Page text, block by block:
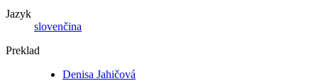
Jazyk
slovenčina
Preklad
Denisa Jahičová